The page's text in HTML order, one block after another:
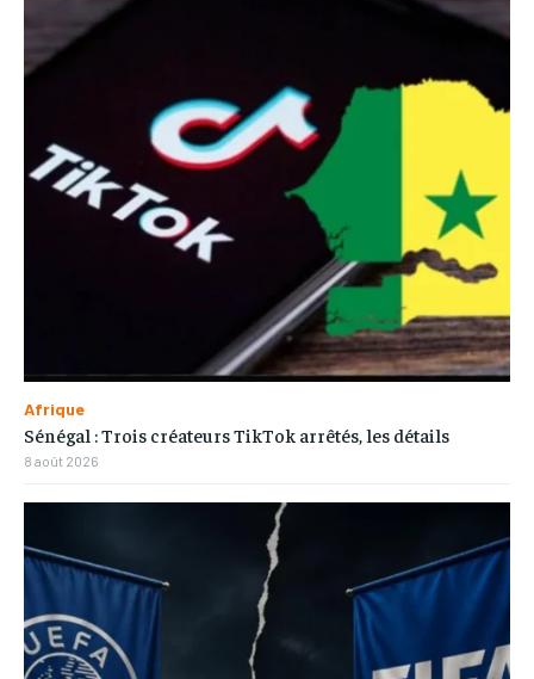
Afrique
Sénégal : Trois créateurs TikTok arrêtés, les détails
8 août 2026